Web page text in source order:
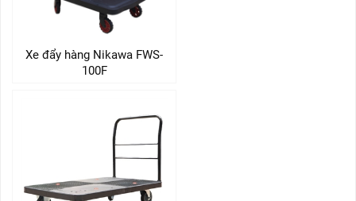
Xe đẩy hàng Nikawa FWS-
100F